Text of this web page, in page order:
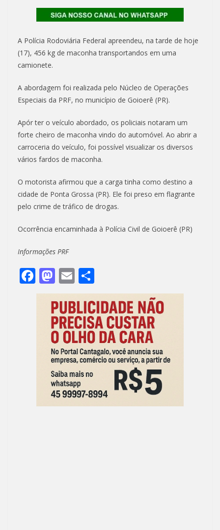
A Polícia Rodoviária Federal apreendeu, na tarde de hoje
(17), 456 kg de maconha transportandos em uma
camionete.
A abordagem foi realizada pelo Núcleo de Operações
Especiais da PRF, no município de Goioerê (PR).
Apór ter o veículo abordado, os policiais notaram um
forte cheiro de maconha vindo do automóvel. Ao abrir a
carroceria do veículo, foi possível visualizar os diversos
vários fardos de maconha.
O motorista afirmou que a carga tinha como destino a
cidade de Ponta Grossa (PR). Ele foi preso em flagrante
pelo crime de tráfico de drogas.
Ocorrência encaminhada à Polícia Civil de Goioerê (PR)
Informações PRF
F
ac
M
as
to
d
o
n
E
m
ai
l
h
ar
e